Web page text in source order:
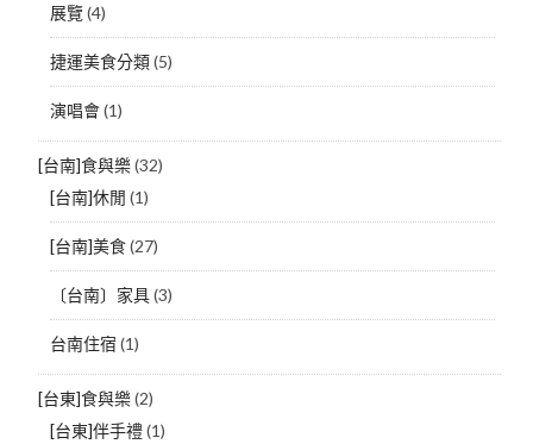
展覽(4)
捷運美食分類(5)
演唱會(1)
[台南]食與樂(32)
[台南]休閒 (1)
[台南]美食(27)
〔台南〕家具(3)
台南住宿 (1)
[台東]食與樂(2)
[台東]伴手禮(1)